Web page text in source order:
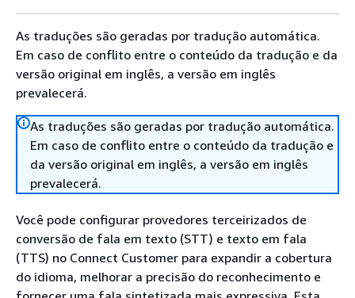
As traduções são geradas por tradução automática.
Em caso de conflito entre o conteúdo da tradução e da
versão original em inglês, a versão em inglês
prevalecerá.
As traduções são geradas por tradução automática.
Em caso de conflito entre o conteúdo da tradução e
da versão original em inglês, a versão em inglês
prevalecerá.
Você pode configurar provedores terceirizados de
conversão de fala em texto (STT) e texto em fala
(TTS) no Connect Customer para expandir a cobertura
do idioma, melhorar a precisão do reconhecimento e